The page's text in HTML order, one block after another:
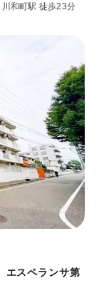
川和町駅 徒歩23分
エスペランサ第